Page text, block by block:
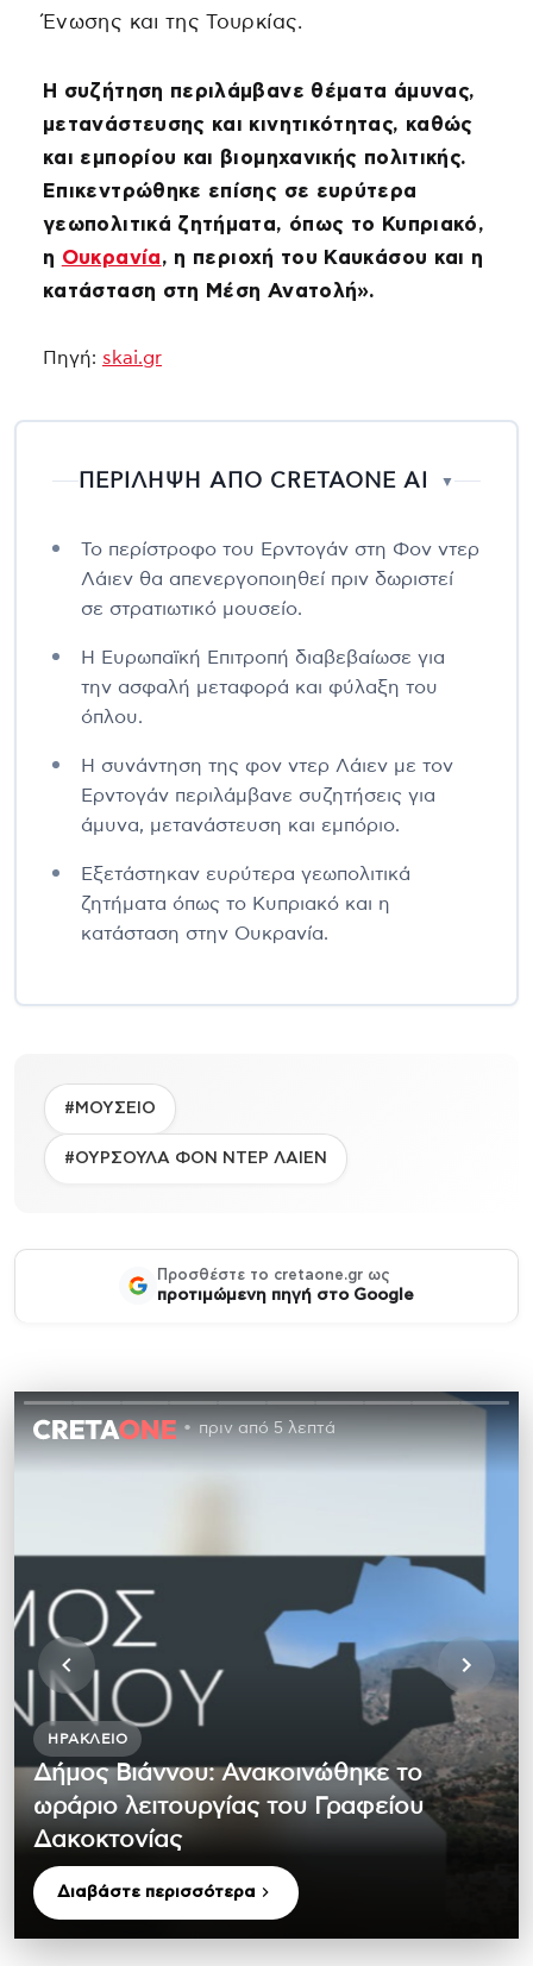
Ένωσης και της Τουρκίας.
Η συζήτηση περιλάμβανε θέματα άμυνας,
μετανάστευσης και κινητικότητας, καθώς
και εμπορίου και βιομηχανικής πολιτικής.
Επικεντρώθηκε επίσης σε ευρύτερα
γεωπολιτικά ζητήματα, όπως το Κυπριακό,
η Ουκρανία, η περιοχή του Καυκάσου και η
κατάσταση στη Μέση Ανατολή».
Πηγή: skai.gr
ΠΕΡΙΛΗΨΗ ΑΠΟ CRETAONE AI ▼
Το περίστροφο του Ερντογάν στη Φον ντερ
Λάιεν θα απενεργοποιηθεί πριν δωριστεί
σε στρατιωτικό μουσείο.
Η Ευρωπαϊκή Επιτροπή διαβεβαίωσε για
την ασφαλή μεταφορά και φύλαξη του
όπλου.
Η συνάντηση της φον ντερ Λάιεν με τον
Ερντογάν περιλάμβανε συζητήσεις για
άμυνα, μετανάστευση και εμπόριο.
Εξετάστηκαν ευρύτερα γεωπολιτικά
ζητήματα όπως το Κυπριακό και η
κατάσταση στην Ουκρανία.
#ΜΟΥΣΕΙΟ
#ΟΥΡΣΟΥΛΑ ΦΟΝ ΝΤΕΡ ΛΑΙΕΝ
Προσθέστε το cretaone.gr ως
προτιμώμενη πηγή στο Google
πριν από 5 λεπτά
ΗΡΆΚΛΕΙΟ
Δήμος Βιάννου: Ανακοινώθηκε το
ωράριο λειτουργίας του Γραφείου
Δακοκτονίας
Διαβάστε περισσότερα